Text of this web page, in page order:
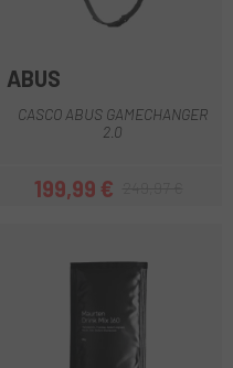
ABUS
CASCO ABUS GAMECHANGER
2.0
Precio
199,99 €Precio regular